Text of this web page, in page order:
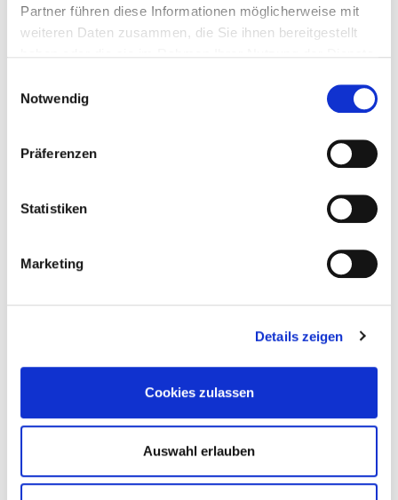
Partner führen diese Informationen möglicherweise mit
weiteren Daten zusammen, die Sie ihnen bereitgestellt
Notwendig
Präferenzen
Statistiken
Marketing
Details zeigen
Cookies zulassen
Auswahl erlauben